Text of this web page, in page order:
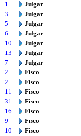
1
Julgar
3
Julgar
5
Julgar
6
Julgar
10
Julgar
13
Julgar
7
Julgar
2
Fisco
2
Fisco
11
Fisco
31
Fisco
16
Fisco
9
Fisco
10
Fisco